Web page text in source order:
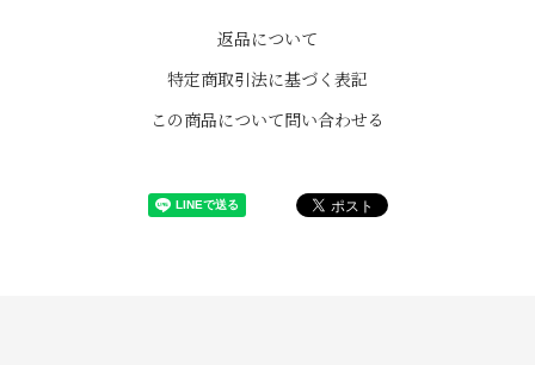
返品について
特定商取引法に基づく表記
この商品について問い合わせる